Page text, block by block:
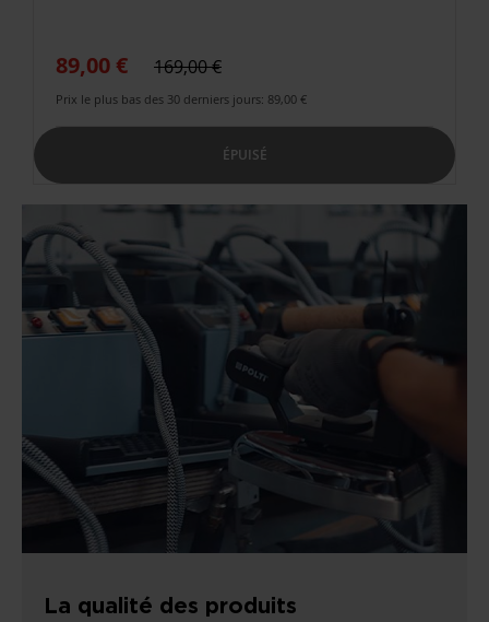
89,00 € 169,00 €
Prix le plus bas des 30 derniers jours: 89,00 €
ÉPUISÉ
La qualité des produits